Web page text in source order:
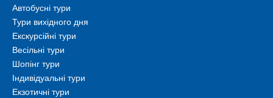
Автобусні тури
Тури вихідного дня
Екскурсійні тури
Весільні тури
Шопінг тури
Індивідуальні тури
Екзотичні тури